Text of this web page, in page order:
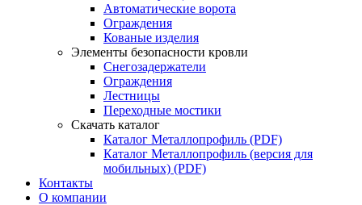
Автоматические ворота
Ограждения
Кованые изделия
Элементы безопасности кровли
Снегозадержатели
Ограждения
Лестницы
Переходные мостики
Скачать каталог
Каталог Металлопрофиль (PDF)
Каталог Металлопрофиль (версия для
мобильных) (PDF)
Контакты
О компании